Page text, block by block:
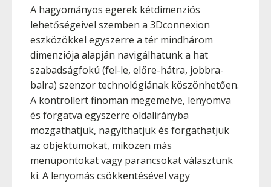
A hagyományos egerek kétdimenziós
lehetőségeivel szemben a 3Dconnexion
eszközökkel egyszerre a tér mindhárom
dimenziója alapján navigálhatunk a hat
szabadságfokú (fel-le, előre-hátra, jobbra-
balra) szenzor technológiának köszönhetően.
A kontrollert finoman megemelve, lenyomva
és forgatva egyszerre oldalirányba
mozgathatjuk, nagyíthatjuk és forgathatjuk
az objektumokat, miközen más
menüpontokat vagy parancsokat választunk
ki. A lenyomás csökkentésével vagy